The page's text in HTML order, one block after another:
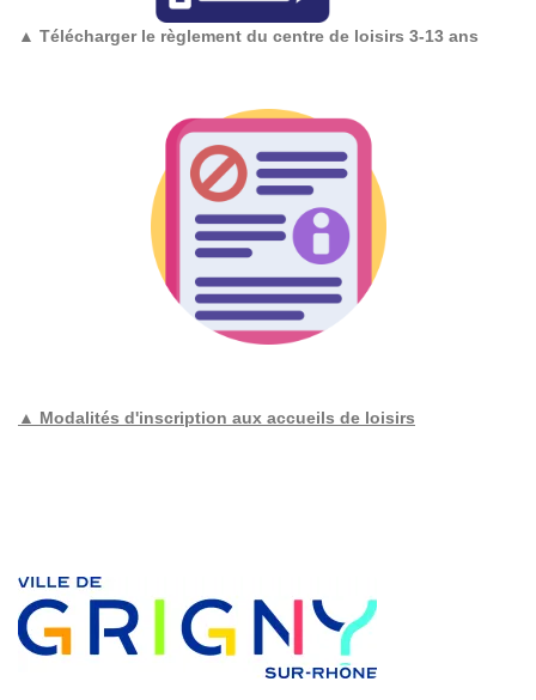
▲ Télécharger le règlement du centre de loisirs 3-13 ans
▲ Modalités d'inscription aux accueils de loisirs